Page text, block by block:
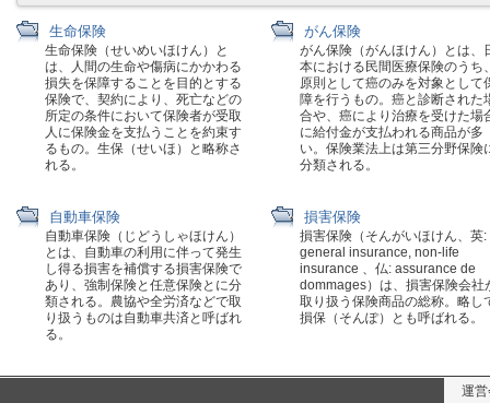
生命保険
生命保険（せいめいほけん）と
は、人間の生命や傷病にかかわる
損失を保障することを目的とする
保険で、契約により、死亡などの
所定の条件において保険者が受取
人に保険金を支払うことを約束す
るもの。生保（せいほ）と略称さ
れる。
がん保険
がん保険（がんほけん）とは、
本における民間医療保険のうち
原則として癌のみを対象として
障を行うもの。癌と診断された
合や、癌により治療を受けた場
に給付金が支払われる商品が多
い。保険業法上は第三分野保険
分類される。
自動車保険
自動車保険（じどうしゃほけん）
とは、自動車の利用に伴って発生
し得る損害を補償する損害保険で
あり、強制保険と任意保険とに分
類される。農協や全労済などで取
り扱うものは自動車共済と呼ばれ
る。
損害保険
損害保険（そんがいほけん、英:
general insurance, non-life
insurance 、仏: assurance de
dommages）は、損害保険会社
取り扱う保険商品の総称。略し
損保（そんぽ）とも呼ばれる。
運